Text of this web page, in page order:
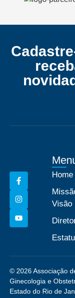
Home
Visão
© 2026 Associação
Ginecologia e
Estado do Rio de